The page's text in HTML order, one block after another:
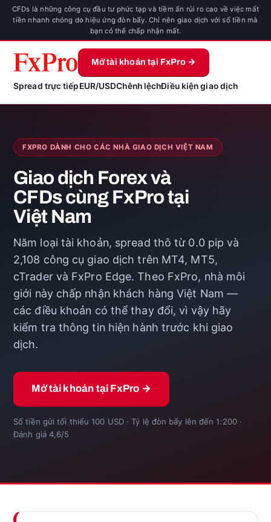
CFDs là những công cụ đầu tư phức tạp và tiềm ẩn rủi ro cao về việc mất
tiền nhanh chóng do hiệu ứng đòn bẩy. Chỉ nên giao dịch với số tiền mà
bạn có thể chấp nhận mất.
Spread trực tiếpEUR/USDChênh lệchĐiều kiện giao dịch
Mở tài khoản tại FxPro →
FXPRO DÀNH CHO CÁC NHÀ GIAO DỊCH VIỆT NAM
Giao dịch Forex và
CFDs cùng FxPro tại
Việt Nam
Năm loại tài khoản, spread thô từ 0.0 pip và
2,108 công cụ giao dịch trên MT4, MT5,
cTrader và FxPro Edge. Theo FxPro, nhà môi
giới này chấp nhận khách hàng Việt Nam —
các điều khoản có thể thay đổi, vì vậy hãy
kiểm tra thông tin hiện hành trước khi giao
dịch.
Mở tài khoản tại FxPro →
Số tiền gửi tối thiểu 100 USD · Tỷ lệ đòn bẩy lên đến 1:200 ·
Đánh giá 4,6/5